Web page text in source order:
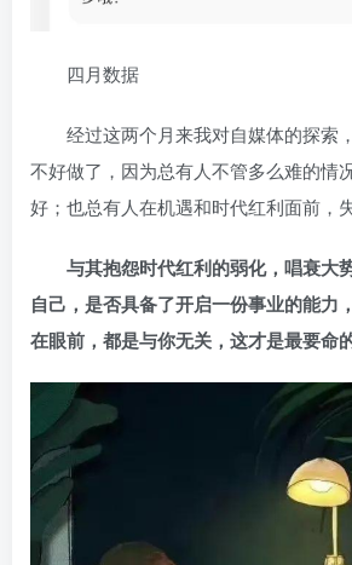
四月数据
经过这两个月来我对自媒体的探索
不好做了，因为总有人不管多么难的情
好；也总有人在机遇和时代红利面前，
与其抱怨时代红利的弱化，唱衰大
自己，是否具备了开启一份事业的能力
在眼前，都是与你无关，这才是最要命的